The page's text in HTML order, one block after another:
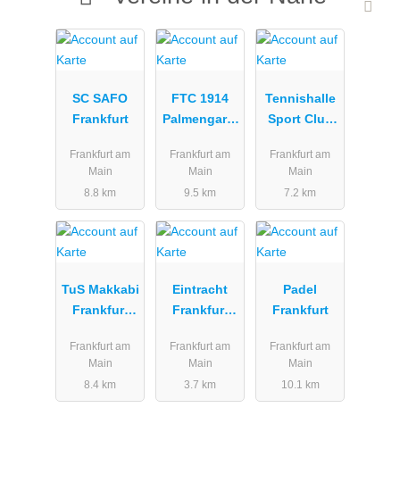
SC SAFO
Frankfurt
Frankfurt am
Main
8.8 km
FTC 1914
Palmengarte
Frankfurt am
Main
9.5 km
Tennishalle
Sport Club
Frankfurt am
Main
7.2 km
TuS Makkabi
Frankfurt
Frankfurt am
Main
8.4 km
Eintracht
Frankfurt
Frankfurt am
Main
3.7 km
Padel
Frankfurt
Frankfurt am
Main
10.1 km